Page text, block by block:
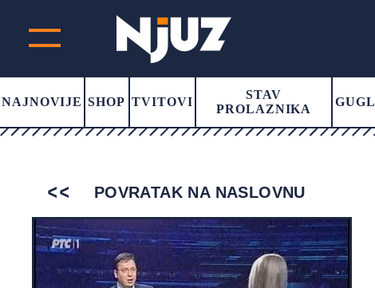
NAJNOVIJE SHOP TVITOVI
STAV
PROLAZNIKA
GUGL
POVRATAK NA NASLOVNU